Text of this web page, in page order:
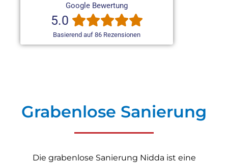
Google Bewertung
5.0
Basierend auf 86 Rezensionen
Grabenlose Sanierung
Die grabenlose Sanierung Nidda ist eine